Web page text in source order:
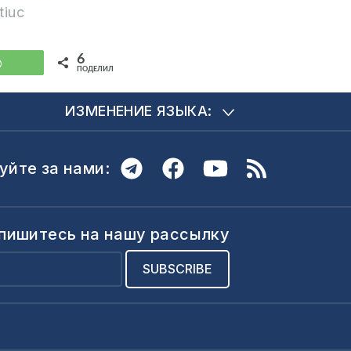
WhatsApp 6
ПОДЕЛИЛИСЬ
ИЗМЕНЕНИЕ ЯЗЫКА:
за нами:
на нашу рассылку